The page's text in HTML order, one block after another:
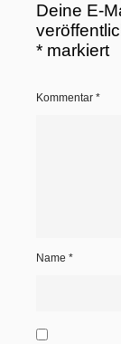
Deine E-
* markiert
Kommentar *
Name *